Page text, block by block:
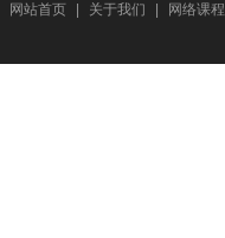
网站首页 关于我们 网络课程